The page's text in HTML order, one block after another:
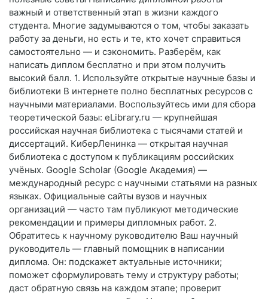
важный и ответственный этап в жизни каждого
студента. Многие задумываются о том, чтобы заказать
работу за деньги, но есть и те, кто хочет справиться
самостоятельно — и сэкономить. Разберём, как
написать диплом бесплатно и при этом получить
высокий балл. 1. Используйте открытые научные базы и
библиотеки В интернете полно бесплатных ресурсов с
научными материалами. Воспользуйтесь ими для сбора
теоретической базы: eLibrary.ru — крупнейшая
российская научная библиотека с тысячами статей и
диссертаций. КиберЛенинка — открытая научная
библиотека с доступом к публикациям российских
учёных. Google Scholar (Google Академия) —
международный ресурс с научными статьями на разных
языках. Официальные сайты вузов и научных
организаций — часто там публикуют методические
рекомендации и примеры дипломных работ. 2.
Обратитесь к научному руководителю Ваш научный
руководитель — главный помощник в написании
диплома. Он: подскажет актуальные источники;
поможет сформулировать тему и структуру работы;
даст обратную связь на каждом этапе; проверит